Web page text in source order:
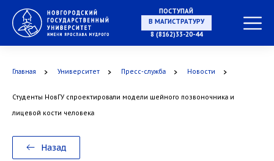
ПОСТУПАЙ
НА СПЕЦИАЛИТЕТ
В МАГИСТРАТУРУ
8 (8162)33-20-44
Главная Университет Пресс-служба Новости
Студенты НовГУ спроектировали модели шейного позвоночника и
лицевой кости человека
Назад